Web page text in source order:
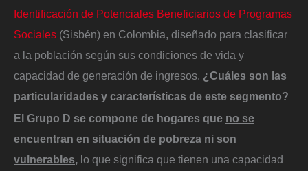
Identificación de Potenciales Beneficiarios de Programas
Sociales (Sisbén) en Colombia, diseñado para clasificar
a la población según sus condiciones de vida y
capacidad de generación de ingresos. ¿Cuáles son las
particularidades y características de este segmento?
El Grupo D se compone de hogares que no se
encuentran en situación de pobreza ni son
vulnerables lo que significa que tienen una capacidad